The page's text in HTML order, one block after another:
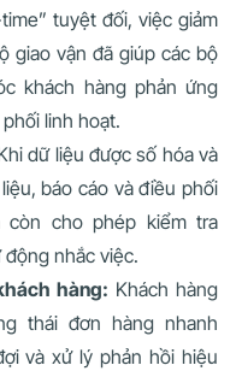
tuyệt đối, việc giảm
giao vận đã giúp các bộ
khách hàng phản ứng
linh hoạt.
dữ liệu được số hóa và
báo cáo và điều phối
còn cho phép kiểm tra
nhắc việc.
hàng: Khách hàng
thái đơn hàng nhanh
và xử lý phản hồi hiệu